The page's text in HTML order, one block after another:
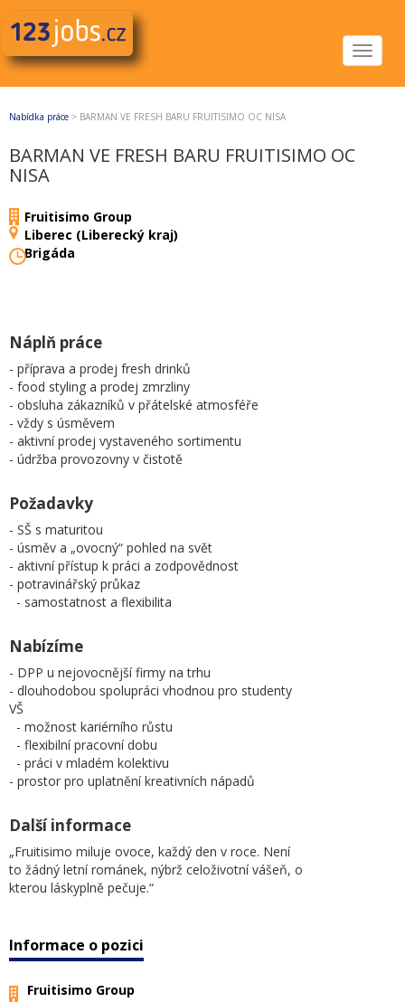
Toggle
Nabídka práce > BARMAN VE FRESH BARU FRUITISIMO OC NISA
BARMAN VE FRESH BARU FRUITISIMO OC
NISA
Fruitisimo Group
Liberec (Liberecký kraj)
Brigáda
Náplň práce
- příprava a prodej fresh drinků
- food styling a prodej zmrzliny
- obsluha zákazníků v přátelské atmosféře
- vždy s úsměvem
- aktivní prodej vystaveného sortimentu
- údržba provozovny v čistotě
Požadavky
- SŠ s maturitou
- úsměv a „ovocný“ pohled na svět
- aktivní přístup k práci a zodpovědnost
- potravinářský průkaz
- samostatnost a flexibilita
Nabízíme
- DPP u nejovocnější firmy na trhu
- dlouhodobou spolupráci vhodnou pro studenty
VŠ
- možnost kariérního růstu
- flexibilní pracovní dobu
- práci v mladém kolektivu
- prostor pro uplatnění kreativních nápadů
Další informace
„Fruitisimo miluje ovoce, každý den v roce. Není
to žádný letní románek, nýbrž celoživotní vášeň, o
kterou láskyplně pečuje.“
Informace o pozici
Fruitisimo Group